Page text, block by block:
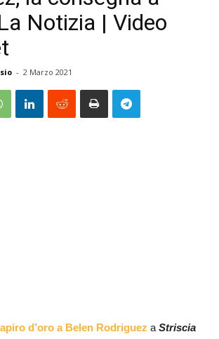
Notizia | Video
- 2 Marzo 2021
d’oro a Belen Rodriguez aStriscia